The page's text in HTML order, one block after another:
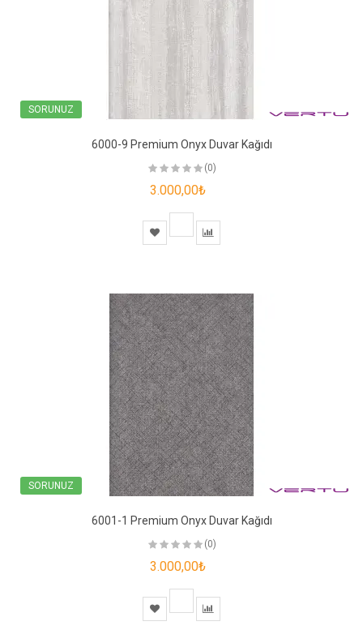
SORUNUZ
6000-9 Premium Onyx Duvar Kağıdı
(0)
3.000,00₺
SORUNUZ
6001-1 Premium Onyx Duvar Kağıdı
(0)
3.000,00₺